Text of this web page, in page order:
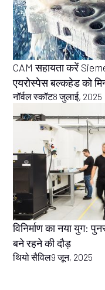
CAM सहायता करें
एयरोस्पेस बल्कहेड को
नॉर्वल स्कॉट8 जुलाई, 2025
विनिर्माण का नया युग:
बने रहने की दौड़
थियो सैविल9 जून, 2025